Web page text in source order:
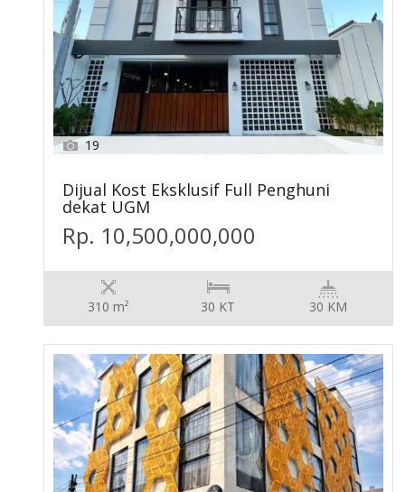
19
Dijual Kost Eksklusif Full Penghuni
dekat UGM
Rp. 10,500,000,000
310 m² 30 KT 30 KM